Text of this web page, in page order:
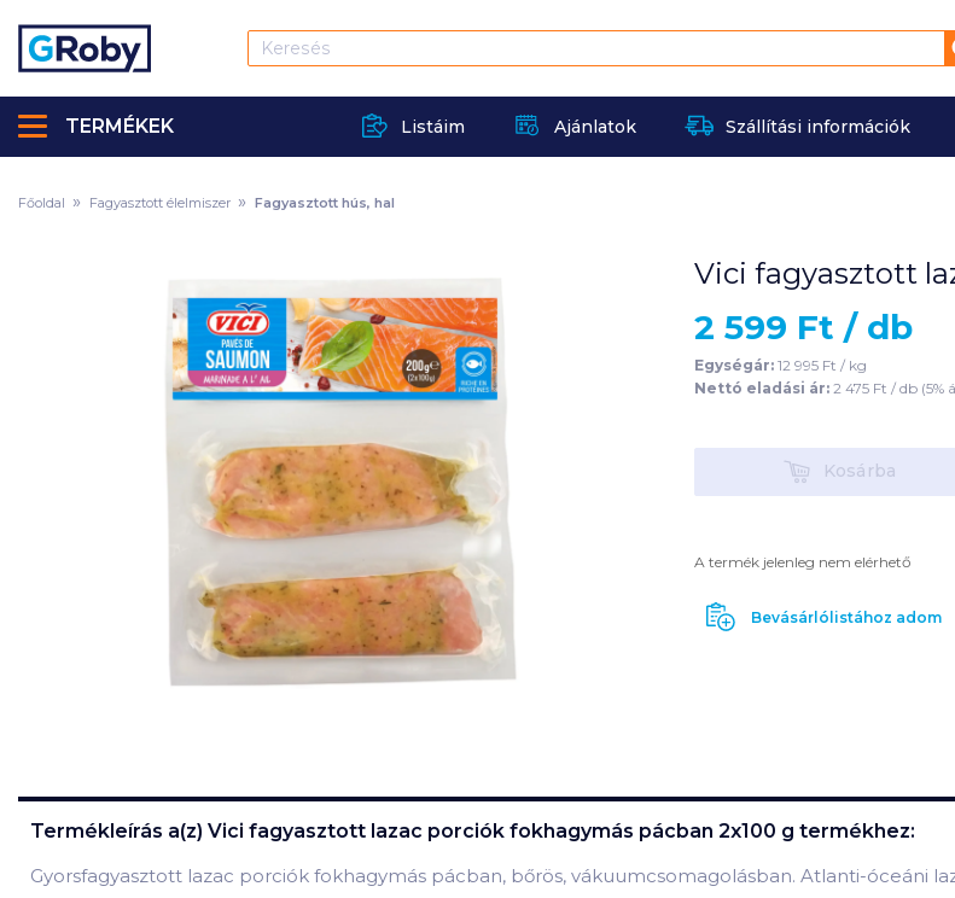
Listáim Ajánlatok Szállítási információk
TERMÉKEK
Főoldal Fagyasztott élelmiszer Fagyasztott hús, hal
Vici fagyasztott
2 599 Ft / db
Egységár: 12 995 Ft / kg
Nettó eladási ár: 2 475 Ft / db (5%
KosárbaKosárba
A termék jelenleg nem elérhető
Bevásárlólistához adom
Termékleírás a(z) Vici fagyasztott lazac porciók fokhagymás pácban 2x100 g termékhez:
Gyorsfagyasztott lazac porciók fokhagymás pácban, bőrös, vákuumcsomagolásban. Atlanti-óceáni